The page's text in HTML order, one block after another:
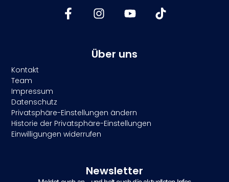
Über uns
Kontakt
Team
Impressum
Datenschutz
Privatsphäre-Einstellungen ändern
Historie der Privatsphäre-Einstellungen
Einwilligungen widerrufen
Newsletter